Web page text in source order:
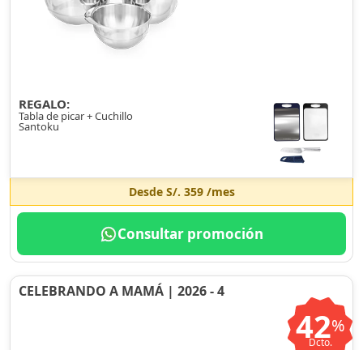
REGALO:
Tabla de picar + Cuchillo
Santoku
Desde S/. 359/mes
Consultar promoción
CELEBRANDO A MAMÁ | 2026 - 4
42%
Dcto.